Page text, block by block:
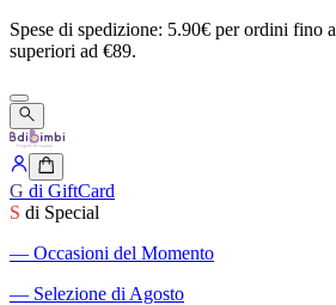
Spese di spedizione: 5.90€ perordini fino a
superiori ad €89.
G di GiftCard
S di Special
― Occasioni del Momento
― Selezione di Agosto